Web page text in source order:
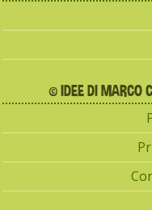
© IDEE DI MARCO